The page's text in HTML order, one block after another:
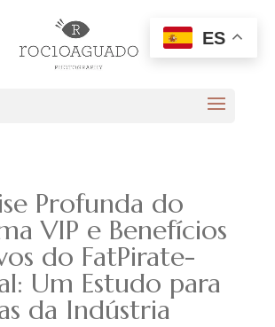
Profunda do
VIP e Benefícios
do FatPirate-
Um Estudo para
da Indústria
ES